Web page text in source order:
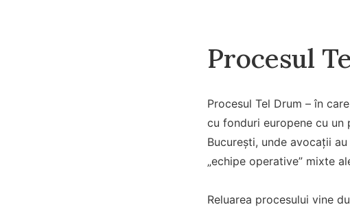
Procesul
Procesul Tel Drum – în
cu fonduri europene cu un
București, unde avocații
„echipe operative” mixte
Reluarea procesului vine